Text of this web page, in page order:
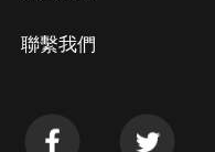
聯繫我們